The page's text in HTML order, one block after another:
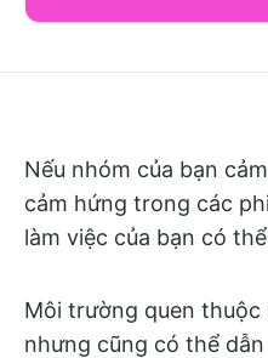
Nếu nhóm của bạn
cảm hứng trong các
làm việc của bạn có
Môi trường quen thuộc
nhưng cũng có thể